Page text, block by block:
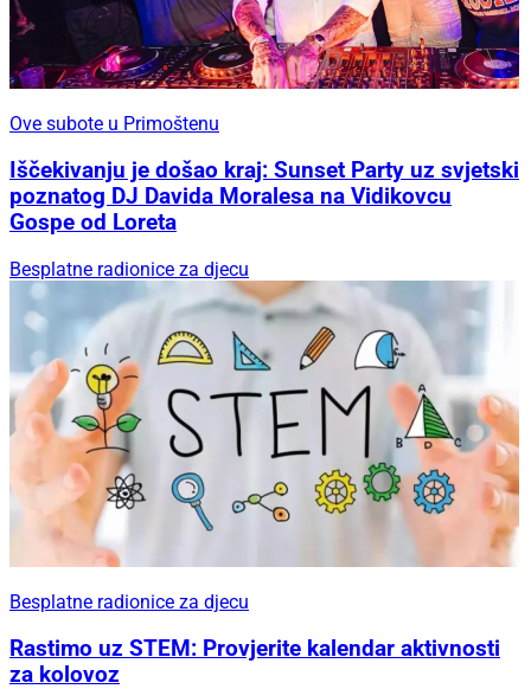
Ove subote u Primoštenu
Iščekivanju je došao kraj: Sunset Party uz svjetski
poznatog DJ Davida Moralesa na Vidikovcu
Gospe od Loreta
Besplatne radionice za djecu
Besplatne radionice za djecu
Rastimo uz STEM: Provjerite kalendar aktivnosti
za kolovoz